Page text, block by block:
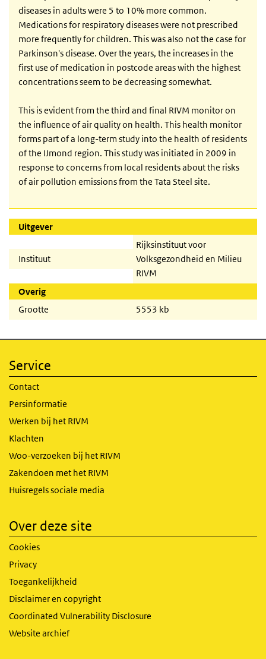
diseases in adults were 5 to 10% more common.
Medications for respiratory diseases were not prescribed
more frequently for children. This was also not the case for
Parkinson's disease. Over the years, the increases in the
first use of medication in postcode areas with the highest
concentrations seem to be decreasing somewhat.
This is evident from the third and final RIVM monitor on
the influence of air quality on health. This health monitor
forms part of a long-term study into the health of residents
of the IJmond region. This study was initiated in 2009 in
response to concerns from local residents about the risks
of air pollution emissions from the Tata Steel site.
Uitgever
Instituut
Rijksinstituut voor
Volksgezondheid en Milieu
RIVM
Overig
Grootte
5553 kb
Service
Contact
Persinformatie
Werken bij het RIVM
Klachten
Woo-verzoeken bij het RIVM
Zakendoen met het RIVM
Huisregels sociale media
Over deze site
Cookies
Privacy
Toegankelijkheid
Disclaimer en copyright
Coordinated Vulnerability Disclosure
Website archief